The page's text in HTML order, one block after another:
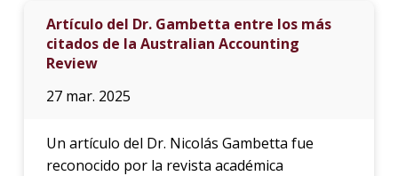
Artículo del Dr. Gambetta entre los más
citados de la Australian Accounting
Review
27 mar. 2025
Un artículo del Dr. Nicolás Gambetta fue
reconocido por la revista académica